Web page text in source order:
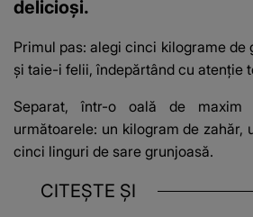
delicioși.
Primul pas:alegi cinci kilograme de
și taie-i felii, îndepărtând cu atenție
Separat, într-o oală de
următoarele: un kilogram de zahăr,
cinci linguri de sare grunjoasă.
CITEȘTE ȘI